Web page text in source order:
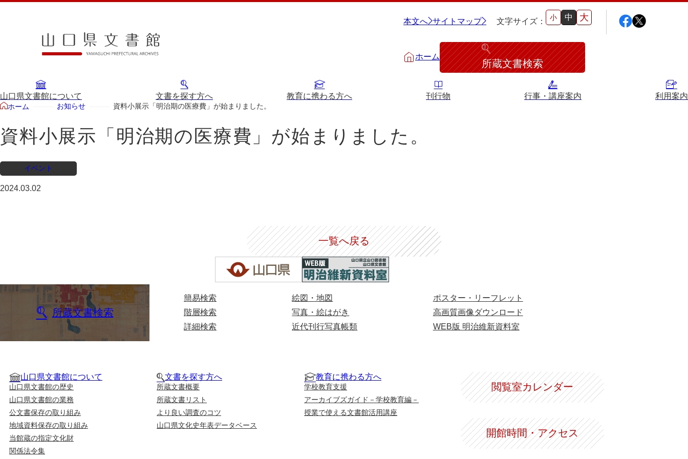
本文へ サイトマップ 文字サイズ： 小 中 大
ホーム
所蔵文書検索
山口県文書館について 文書を探す方へ 教育に携わる方へ 刊行物 行事・講座案内 利用案内
ホーム お知らせ 資料小展示「明治期の医療費」が始まりました。
資料小展示「明治期の医療費」が始まりました。
イベント
2024.03.02
一覧へ戻る
所蔵文書検索
簡易検索
階層検索
詳細検索
絵図・地図
写真・絵はがき
近代刊行写真帳類
ポスター・リーフレット
高画質画像ダウンロード
WEB版 明治維新資料室
山口県文書館について
山口県文書館の歴史
山口県文書館の業務
公文書保存の取り組み
地域資料保存の取り組み
当館蔵の指定文化財
関係法令集
文書を探す方へ
所蔵文書概要
所蔵文書リスト
より良い調査のコツ
山口県文化史年表データベース
教育に携わる方へ
学校教育支援
アーカイブズガイド－学校教育編－
授業で使える文書館活用講座
閲覧室カレンダー
開館時間・アクセス